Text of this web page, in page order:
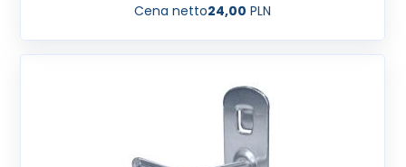
Cena netto24,00 PLN